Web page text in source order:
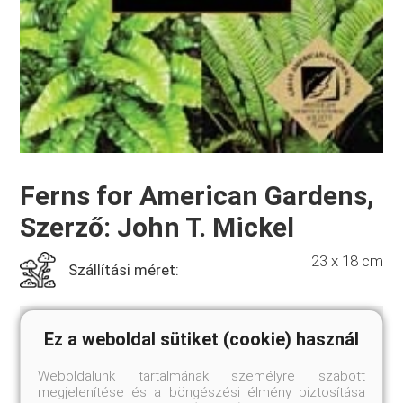
Ferns for American Gardens,
Szerző: John T. Mickel
Szállítási méret: 23 x 18 cm
Papírkötés, 384 oldal, 360 színes kép, 50 fekete-fehér
Ez a weboldal sütiket (cookie) használ
Weboldalunk tartalmának személyre szabott
megjelenítése és a böngészési élmény biztosítása